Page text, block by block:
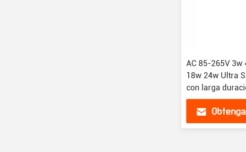
AC 85-265V 3w
18w 24w Ultra
con larga